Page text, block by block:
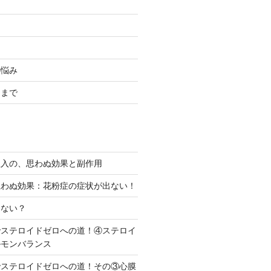
み
で
の、思わぬ効果と副作用
ぬ効果：花粉症の症状が出ない！
い？
テロイドゼロへの道！④ステロイ
ンバランス
テロイドゼロへの道！その③心膜